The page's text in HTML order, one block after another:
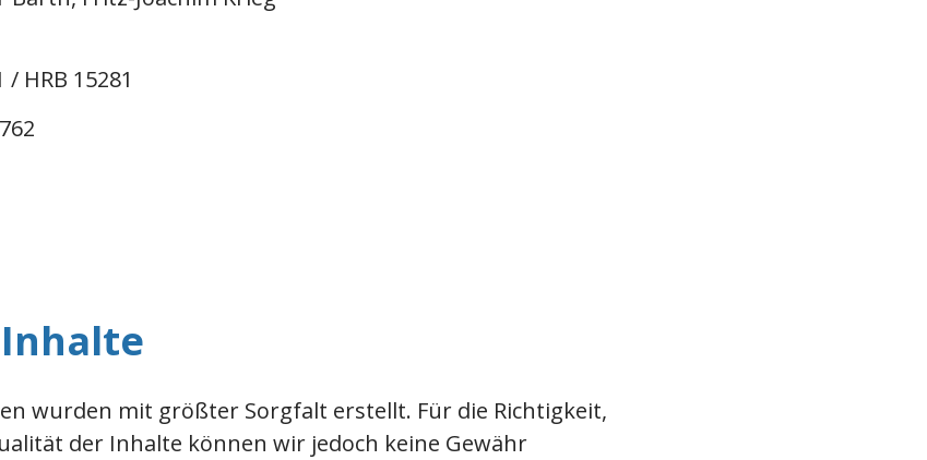
HRB 15281
wurden mit größter Sorgfalt erstellt. Für die Richtigkeit,
der Inhalte können wir jedoch keine Gewähr